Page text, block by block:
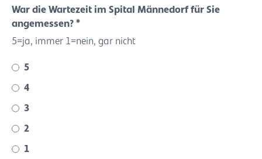
War die Wartezeit im Spital Männedorf für Sie
angemessen? *
5=ja, immer 1=nein, gar nicht
5
4
3
2
1